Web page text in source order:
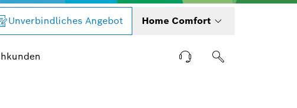
Unverbindliches Angebot Home Comfort